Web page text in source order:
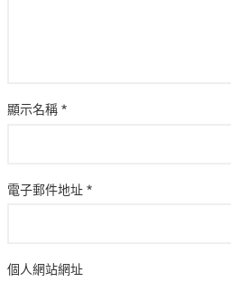
顯示名稱 *
電子郵件地址 *
個人網站網址